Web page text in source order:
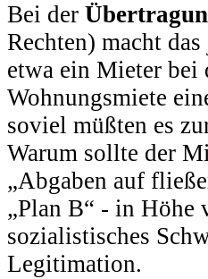
Bei der
Rechten) macht
etwa ein Mieter bei
Wohnungsmiete
soviel müßten es
Warum sollte der
„Abgaben auf
„Plan B“ - in Höhe
sozialistisches
Legitimation.